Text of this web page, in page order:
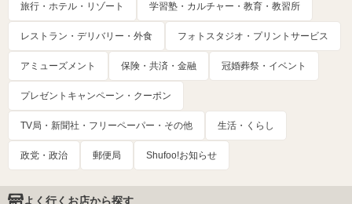
旅行・ホテル・リゾート 学習塾・カルチャー・教育・教習所
レストラン・デリバリー・外食 フォトスタジオ・プリントサービス
アミューズメント 保険・共済・金融 冠婚葬祭・イベント
プレゼントキャンペーン・クーポン
TV局・新聞社・フリーペーパー・その他 生活・くらし
政党・政治 郵便局 Shufoo!お知らせ
よく行くお店から探す